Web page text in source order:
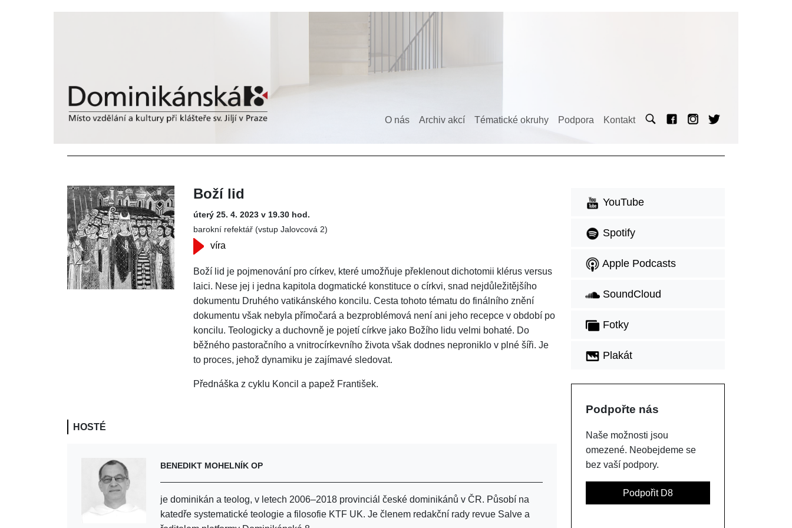
O nás Archiv akcí Tématické okruhy Podpora Kontakt
Boží lid
úterý 25. 4. 2023 v 19.30 hod.
barokní refektář (vstup Jalovcová 2)
víra
Boží lid je pojmenování pro církev, které umožňuje překlenout dichotomii klérus versus
laici. Nese jej i jedna kapitola dogmatické konstituce o církvi, snad nejdůležitějšího
dokumentu Druhého vatikánského koncilu. Cesta tohoto tématu do finálního znění
dokumentu však nebyla přímočará a bezproblémová není ani jeho recepce v období po
koncilu. Teologicky a duchovně je pojetí církve jako Božího lidu velmi bohaté. Do
běžného pastoračního a vnitrocírkevního života však dodnes neproniklo v plné šíři. Je
to proces, jehož dynamiku je zajímavé sledovat.
Přednáška z cyklu Koncil a papež František.
HOSTÉ
BENEDIKT MOHELNÍK OP
je dominikán a teolog, v letech 2006–2018 provinciál české dominikánů v ČR. Působí na
katedře systematické teologie a filosofie KTF UK. Je členem redakční rady revue Salve a
YouTube
Spotify
Apple Podcasts
SoundCloud
Fotky
Plakát
Podpořte nás
Naše možnosti jsou
omezené. Neobejdeme se
bez vaší podpory.
Podpořit D8